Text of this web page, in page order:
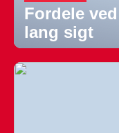
Fordele
lang sigt